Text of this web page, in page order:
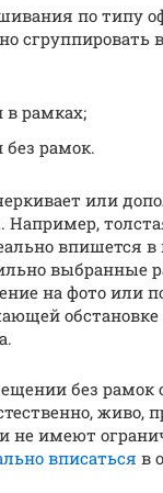
по типу
сгруппировать
в рамках;
без рамок.
или
Например,
впишется в
выбранные
на фото или
без рамок
живо,
не имеют
вписаться в